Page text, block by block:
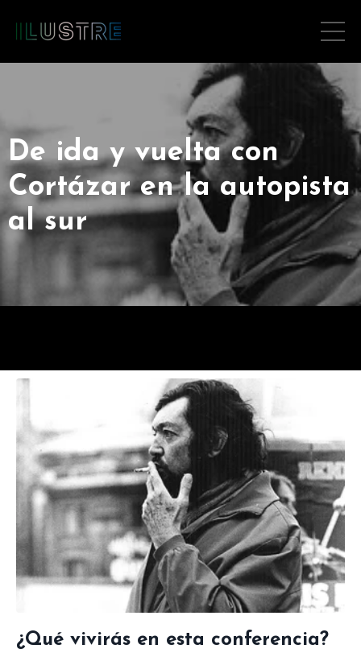
De ida y vuelta con
Cortázar en la autopista
al sur
¿Qué vivirás en esta conferencia?